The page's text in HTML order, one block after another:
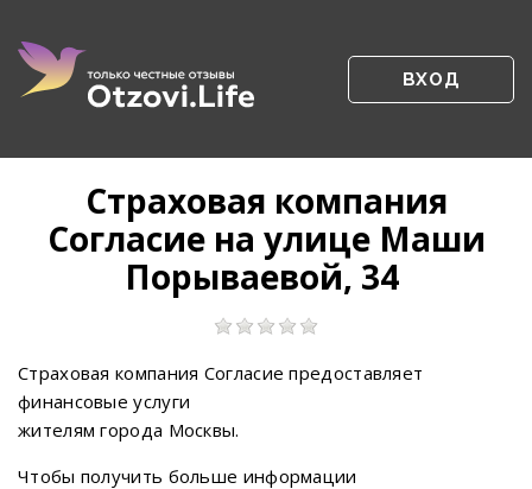
ВХОД
Страховая компания
Согласие на улице Маши
Порываевой, 34
Страховая компания Согласие предоставляет
финансовые услуги
жителям города Москвы.
Чтобы получить больше информации